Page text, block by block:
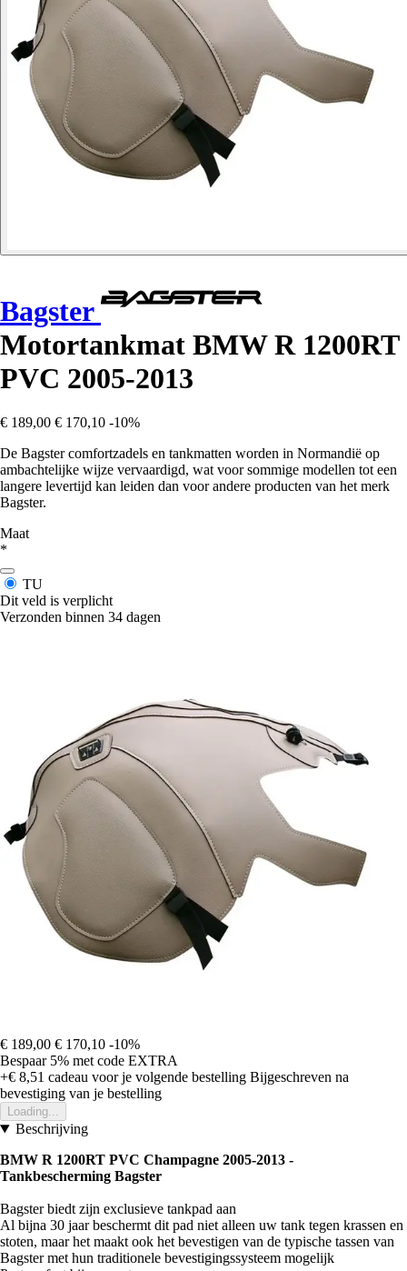
Bagster
Motortankmat BMW R 1200RT
PVC 2005-2013
€ 189,00 € 170,10 -10%
De Bagster comfortzadels en tankmatten worden in Normandië op
ambachtelijke wijze vervaardigd, wat voor sommige modellen tot een
langere levertijd kan leiden dan voor andere producten van het merk
Bagster.
Maat
*
TU
Dit veld is verplicht
Verzonden binnen 34 dagen
€ 189,00 € 170,10 -10%
Bespaar 5% met code EXTRA
+€ 8,51 cadeau voor je volgende bestelling Bijgeschreven na
bevestiging van je bestelling
Loading...
Beschrijving
BMW R 1200RT PVC Champagne 2005-2013 -
Tankbescherming Bagster
Bagster biedt zijn exclusieve tankpad aan
Al bijna 30 jaar beschermt dit pad niet alleen uw tank tegen krassen en
stoten, maar het maakt ook het bevestigen van de typische tassen van
Bagster met hun traditionele bevestigingssysteem mogelijk